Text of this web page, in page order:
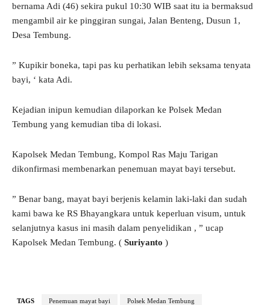
bernama Adi (46) sekira pukul 10:30 WIB saat itu ia bermaksud
mengambil air ke pinggiran sungai, Jalan Benteng, Dusun 1,
Desa Tembung.
” Kupikir boneka, tapi pas ku perhatikan lebih seksama tenyata
bayi, ‘ kata Adi.
Kejadian inipun kemudian dilaporkan ke Polsek Medan
Tembung yang kemudian tiba di lokasi.
Kapolsek Medan Tembung, Kompol Ras Maju Tarigan
dikonfirmasi membenarkan penemuan mayat bayi tersebut.
” Benar bang, mayat bayi berjenis kelamin laki-laki dan sudah
kami bawa ke RS Bhayangkara untuk keperluan visum, untuk
selanjutnya kasus ini masih dalam penyelidikan , ” ucap
Kapolsek Medan Tembung. ( Suriyanto )
TAGS Penemuan mayat bayi Polsek Medan Tembung